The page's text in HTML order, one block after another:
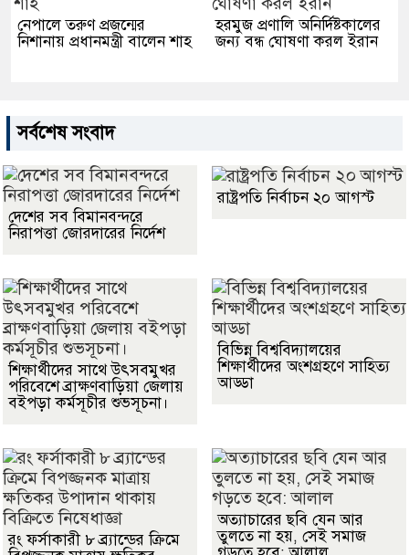
নেপালে তরুণ প্রজন্মের
নিশানায় প্রধানমন্ত্রী বালেন শাহ
হরমুজ প্রণালি অনির্দিষ্টকালের
জন্য বন্ধ ঘোষণা করল ইরান
সর্বশেষ সংবাদ
দেশের সব বিমানবন্দরে
নিরাপত্তা জোরদারের নির্দেশ
রাষ্ট্রপতি নির্বাচন ২০ আগস্ট
শিক্ষার্থীদের সাথে উৎসবমুখর
পরিবেশে ব্রাক্ষণবাড়িয়া জেলায়
বইপড়া কর্মসূচীর শুভসূচনা।
বিভিন্ন বিশ্ববিদ্যালয়ের
শিক্ষার্থীদের অংশগ্রহণে সাহিত্য
আড্ডা
রং ফর্সাকারী ৮ ব্র্যান্ডের ক্রিমে
অত্যাচারের ছবি যেন আর
তুলতে না হয়, সেই সমাজ